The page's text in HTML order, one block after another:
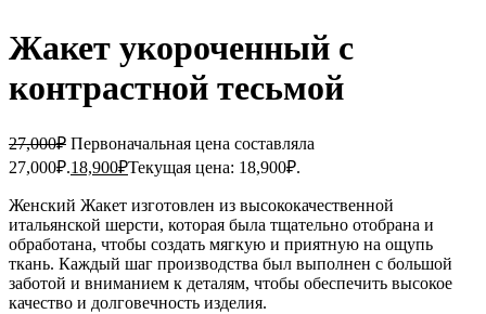
Жакет укороченный с
контрастной тесьмой
27,000₽ Первоначальная цена составляла
27,000₽.18,900₽Текущая цена: 18,900₽.
Женский Жакет изготовлен из высококачественной
итальянской шерсти, которая была тщательно отобрана и
обработана, чтобы создать мягкую и приятную на ощупь
ткань. Каждый шаг производства был выполнен с большой
заботой и вниманием к деталям, чтобы обеспечить высокое
качество и долговечность изделия.